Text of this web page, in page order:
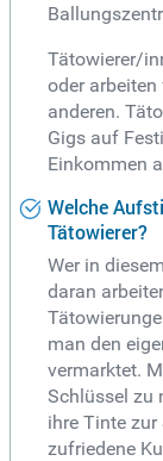
Tätowierer/
oder
anderen.
Gigs auf
Einkommen
Welche
Tätowierer?
Wer in
daran
man den
vermarktet.
Schlüssel zu
ihre Tinte
zufriedene